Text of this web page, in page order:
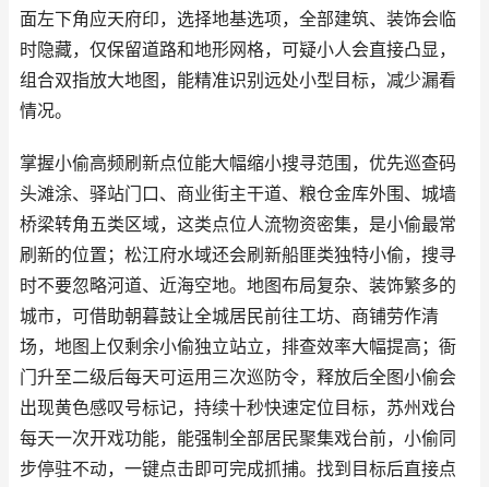
面左下角应天府印，选择地基选项，全部建筑、装饰会临
时隐藏，仅保留道路和地形网格，可疑小人会直接凸显，
组合双指放大地图，能精准识别远处小型目标，减少漏看
情况。
掌握小偷高频刷新点位能大幅缩小搜寻范围，优先巡查码
头滩涂、驿站门口、商业街主干道、粮仓金库外围、城墙
桥梁转角五类区域，这类点位人流物资密集，是小偷最常
刷新的位置；松江府水域还会刷新船匪类独特小偷，搜寻
时不要忽略河道、近海空地。地图布局复杂、装饰繁多的
城市，可借助朝暮鼓让全城居民前往工坊、商铺劳作清
场，地图上仅剩余小偷独立站立，排查效率大幅提高；衙
门升至二级后每天可运用三次巡防令，释放后全图小偷会
出现黄色感叹号标记，持续十秒快速定位目标，苏州戏台
每天一次开戏功能，能强制全部居民聚集戏台前，小偷同
步停驻不动，一键点击即可完成抓捕。找到目标后直接点